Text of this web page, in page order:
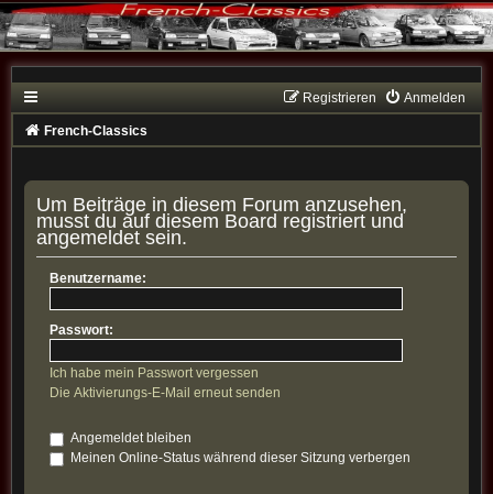
Anmelden
Registrieren
French-Classics
Um Beiträge in diesem Forum anzusehen,
musst du auf diesem Board registriert und
angemeldet sein.
Benutzername:
Passwort:
Ich habe mein Passwort vergessen
Die Aktivierungs-E-Mail erneut senden
Angemeldet bleiben
Meinen Online-Status während dieser Sitzung verbergen